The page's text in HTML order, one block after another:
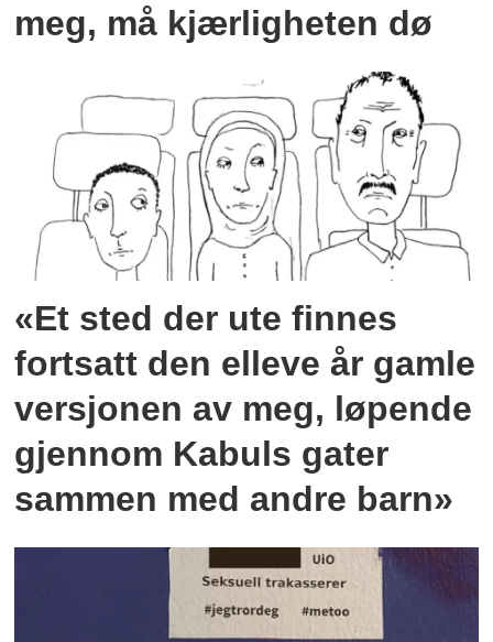
meg, må kjærligheten dø
«Et sted der ute finnes
fortsatt den elleve år gamle
versjonen av meg, løpende
gjennom Kabuls gater
sammen med andre barn»